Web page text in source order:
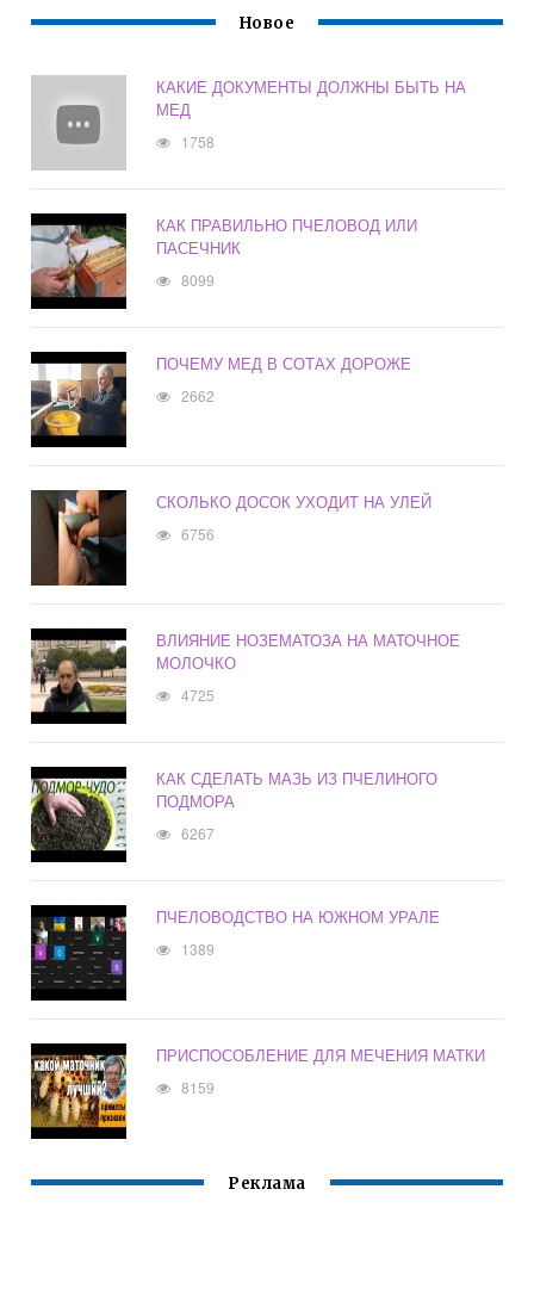
Новое
КАКИЕ ДОКУМЕНТЫ ДОЛЖНЫ БЫТЬ НА
МЕД
1758
КАК ПРАВИЛЬНО ПЧЕЛОВОД ИЛИ
ПАСЕЧНИК
8099
ПОЧЕМУ МЕД В СОТАХ ДОРОЖЕ
2662
СКОЛЬКО ДОСОК УХОДИТ НА УЛЕЙ
6756
ВЛИЯНИЕ НОЗЕМАТОЗА НА МАТОЧНОЕ
МОЛОЧКО
4725
КАК СДЕЛАТЬ МАЗЬ ИЗ ПЧЕЛИНОГО
ПОДМОРА
6267
ПЧЕЛОВОДСТВО НА ЮЖНОМ УРАЛЕ
1389
ПРИСПОСОБЛЕНИЕ ДЛЯ МЕЧЕНИЯ МАТКИ
8159
Реклама